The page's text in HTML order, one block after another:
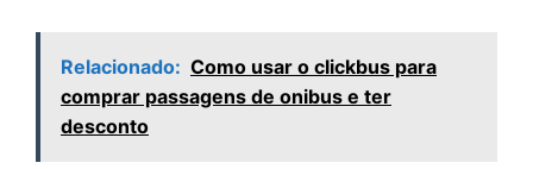
Relacionado: Como usar o clickbus para
comprar passagens de onibus e ter
desconto